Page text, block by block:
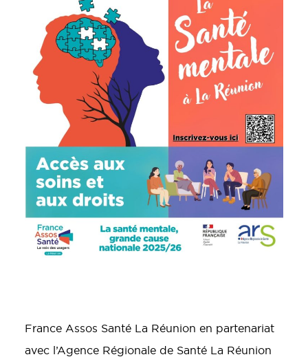
France Assos Santé La Réunion en partenariat
avec l’Agence Régionale de Santé La Réunion